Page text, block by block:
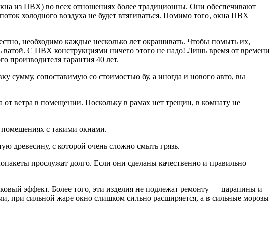
из ПВХ) во всех отношениях более традиционны. Они обеспечивают
холодного воздуха не будет втягиваться. Помимо того, окна ПВХ
необходимо каждые несколько лет окрашивать. Чтобы помыть их,
С ПВХ конструкциями ничего этого не надо! Лишь время от времени
производителя гарантия 40 лет.
сумму, сопоставимую со стоимостью бу, а иногда и нового авто, вы
от ветра в помещении. Поскольку в рамах нет трещин, в комнату не
с такими окнами.
древесину, с которой очень сложно смыть грязь.
прослужат долго. Если они сделаны качественно и правильно
эффект. Более того, эти изделия не подлежат ремонту — царапины и
сильной жаре окно слишком сильно расширяется, а в сильные морозы